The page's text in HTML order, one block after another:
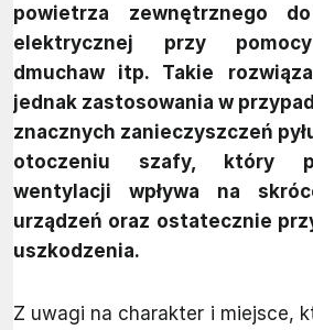
powietrza zewnętrznego
elektrycznej przy
dmuchaw itp. Takie
jednak zastosowania w
znacznych zanieczyszczeń
otoczeniu szafy, który
wentylacji wpływa na
urządzeń oraz ostatecznie
uszkodzenia.
Z uwagi na charakter i miejsce,